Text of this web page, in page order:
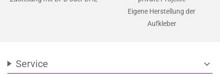
Eigene Herstellung der
Aufkleber
Service expand_more